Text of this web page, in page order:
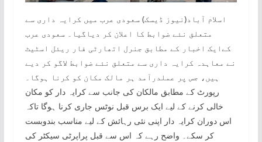
اسلام آباد(نیوز ڈیسک) سعودی عرب میں کرایہ داری سے
متعلق نئے ضوابط کا اعلان کر دیاگیا۔ سعودی عرب
کےایک اخبار کے مطابق جنرل اتھارٹی فار ریئل اسٹیٹ
نے معاہدہ کرایہ داری سے متعلق نئے ضوابط لاگو کر دیے
ہیں، جس پر عملدرآمد ہر مالک مکان کو کرنا ہوگا۔
رپورٹ کے مطابق مالکان کی جانب سے کرایہ دار کو مکان
خالی کرنے کے لیے ایک برس قبل نوٹس جاری کرنا ہوگا تاکہ
اس دوران کرایہ دار اپنی نئی رہائش کے لیے مناسب بندوبست
کر سکے۔ واضح رہے کہ اس سے قبل پراپرٹی سیکٹر کی